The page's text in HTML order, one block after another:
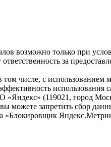
возможно только при
ответственность за
числе, с
«Яндекс» (119021, город
можете запретить сбор
«Блокировщик